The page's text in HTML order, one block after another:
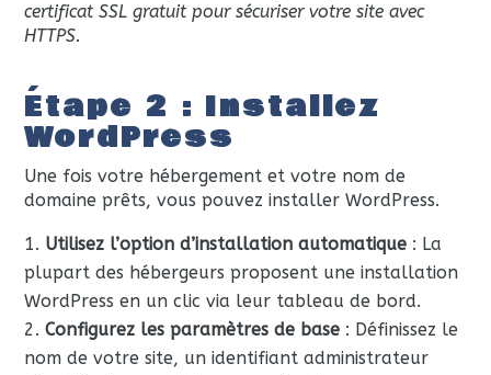
certificat SSL gratuit pour sécuriser votre site avec
HTTPS.
Étape 2 : Installez
WordPress
Une fois votre hébergement et votre nom de
domaine prêts, vous pouvez installer WordPress.
Utilisez l’option d’installation automatique : La
plupart des hébergeurs proposent une installation
WordPress en un clic via leur tableau de bord.
Configurez les paramètres de base : Définissez le
nom de votre site, un identifiant administrateur